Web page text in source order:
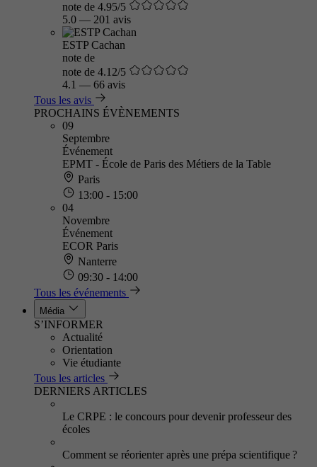
note de 4.95/5
5.0 — 201 avis
ESTP Cachan
note de
note de 4.12/5
4.1 — 66 avis
Tous les avis
PROCHAINS ÉVÈNEMENTS
09
Septembre
Événement
EPMT - École de Paris des Métiers de la Table
Paris
13:00 - 15:00
04
Novembre
Événement
ECOR Paris
Nanterre
09:30 - 14:00
Tous les événements
Média
S’INFORMER
Actualité
Orientation
Vie étudiante
Tous les articles
DERNIERS ARTICLES
Le CRPE : le concours pour devenir professeur des
écoles
Comment se réorienter après une prépa scientifique ?